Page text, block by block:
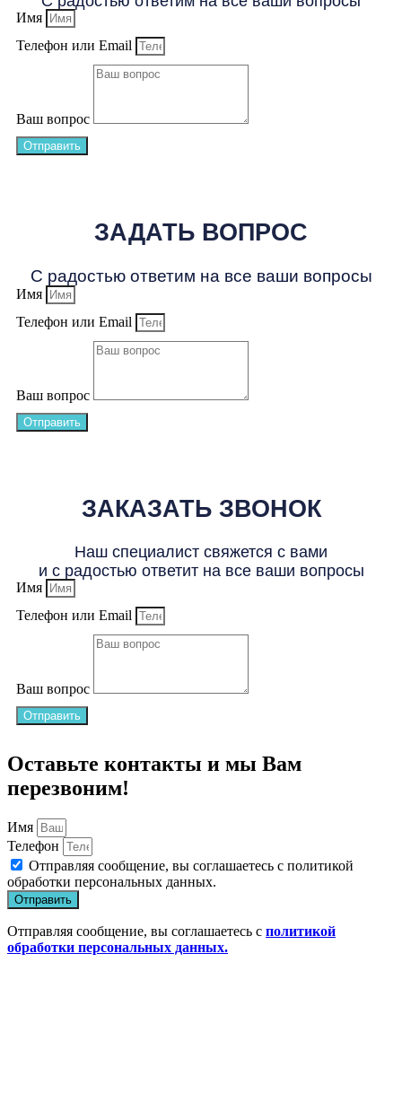
Имя
Телефон или Email
Ваш вопрос
Отправить
ЗАДАТЬ ВОПРОС
С радостью ответим на все ваши вопросы
Имя
Телефон или Email
Ваш вопрос
Отправить
ЗАКАЗАТЬ ЗВОНОК
Наш специалист свяжется с вами
и с радостью ответит на все ваши вопросы
Имя
Телефон или Email
Ваш вопрос
Отправить
Оставьте контакты и мы Вам
перезвоним!
Имя
Телефон
Отправляя сообщение, вы соглашаетесь с политикой
обработки персональных данных.
Отправить
Отправляя сообщение, вы соглашаетесь с политикой
обработки персональных данных.